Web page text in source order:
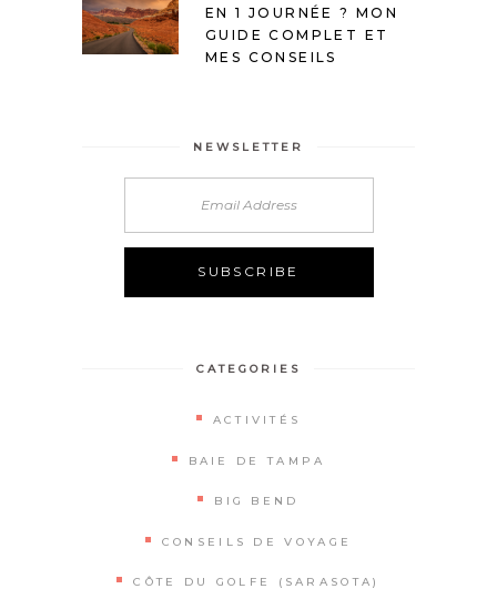
EN 1 JOURNÉE ? MON
GUIDE COMPLET ET
MES CONSEILS
NEWSLETTER
CATEGORIES
ACTIVITÉS
BAIE DE TAMPA
BIG BEND
CONSEILS DE VOYAGE
CÔTE DU GOLFE (SARASOTA)